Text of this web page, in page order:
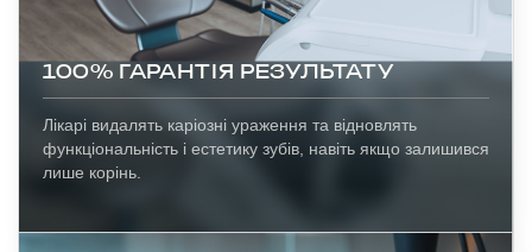
100% ГАРАНТІЯ РЕЗУЛЬТАТУ
Лікарі видалять каріозні ураження та відновлять
функціональність і естетику зубів, навіть якщо залишився
лише корінь.